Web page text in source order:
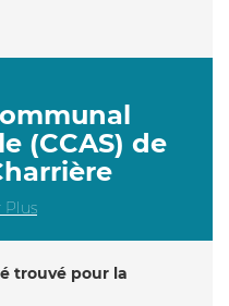
(CCAS) de
Plus
trouvé pour la